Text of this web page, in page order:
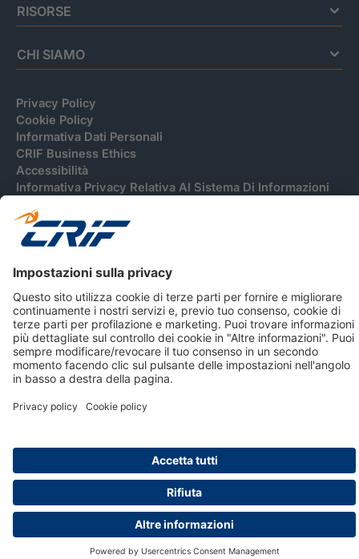
RISORSE
CHI SIAMO
Privacy Policy
Cookie Policy
Informativa Dati Personali
CRIF Business Ethics
Accessibilità
Informativa Privacy Relativa Al Sistema Di Informazioni
© 2026 CRIF S.p.A. Tutti i diritti riservati.
Via della Beverara, 21 / 40131 Bologna / Italy Cap. Soc.
sottoscritto € 51.941.235,00 di cui versato € 51.806.190,00 |
R.E.A. n° 410952 | Reg. Impr. Bo, C.F. e P.IVA 02083271201
Società soggetta all'attività di direzione e coordinamento di
CRIBIS Holding S.r.l., Società con unico socio
ISO 45001, ISO/IEC 27001, ISO14001